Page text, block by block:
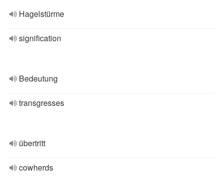
Hagelstürme
signification
Bedeutung
transgresses
übertritt
cowherds